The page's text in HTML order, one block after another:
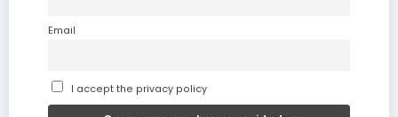
Email
I accept the privacy policy